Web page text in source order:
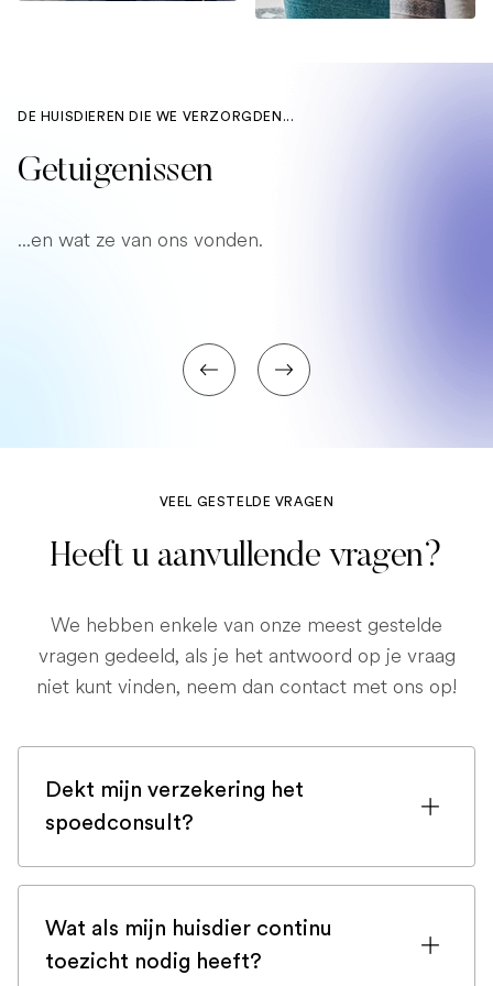
DE HUISDIEREN DIE WE VERZORGDEN...
Getuigenissen
...en wat ze van ons vonden.
VEEL GESTELDE VRAGEN
Heeft u aanvullende vragen?
We hebben enkele van onze meest gestelde
vragen gedeeld, als je het antwoord op je vraag
niet kunt vinden, neem dan contact met ons op!
Dekt mijn verzekering het
spoedconsult?
Als u bent ingeschreven bij een
dat een spoedconsult wordt gedekt.
Maar controleer voor de zekerheid uw
Wat als mijn huisdier continu
toezicht nodig heeft?